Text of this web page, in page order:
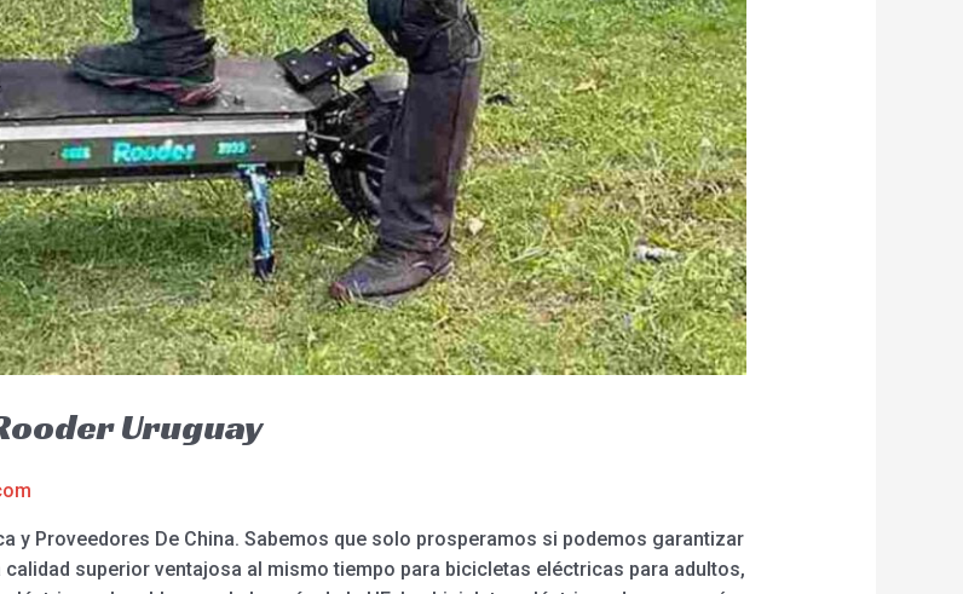
Uruguay
y Proveedores De China. Sabemos que solo prosperamos si podemos garantizar
superior ventajosa al mismo tiempo para bicicletas eléctricas para adultos,